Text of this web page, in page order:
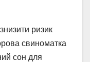
ризик
свиноматка
сон для